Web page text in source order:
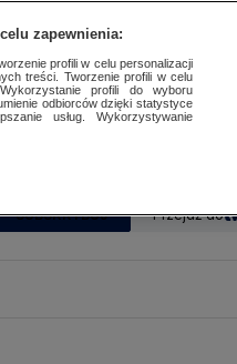
SUBSKRYBUJ Przejdź do
zapewnienia:
profili w celu personalizacji
treści. Tworzenie profili w celu
profili do wyboru
odbiorców dzięki statystyce
usług. Wykorzystywanie